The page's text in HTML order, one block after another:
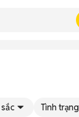
Tình trạng